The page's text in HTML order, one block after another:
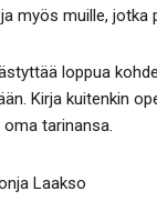
myös muille, jotka
loppua
Kirja kuitenkin
oma tarinansa.
Laakso